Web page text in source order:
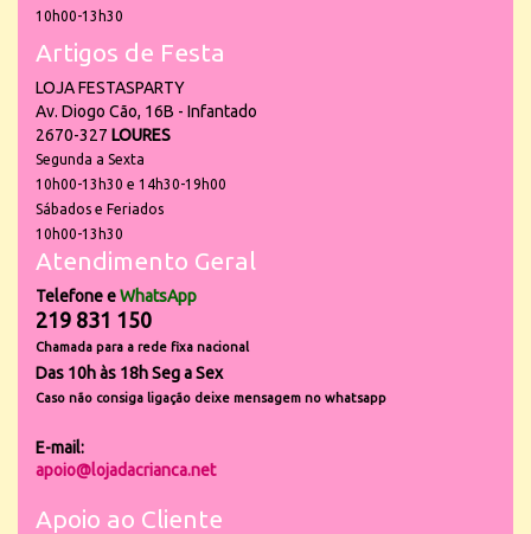
10h00-13h30
Artigos de Festa
LOJA FESTASPARTY
Av. Diogo Cão, 16B - Infantado
2670-327 LOURES
Segunda a Sexta
10h00-13h30 e 14h30-19h00
Sábados e Feriados
10h00-13h30
Atendimento Geral
Telefone eWhatsApp
219 831 150
Chamada para a rede fixa nacional
Das 10h às 18h Seg a Sex
Caso não consiga ligação deixe mensagem no whatsapp
E-mail:
apoio@lojadacrianca.net
Apoio ao Cliente